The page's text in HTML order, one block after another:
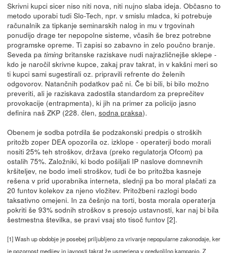
Skrivni kupci sicer niso niti nova, niti nujno slaba ideja. Občasno to
metodo uporabi tudi Slo-Tech, npr. v smislu mladca, ki potrebuje
računalnik za tipkanje seminarskih nalog in mu v trgovinah
ponudijo drage ter nepopolne sisteme, včasih še brez potrebne
programske opreme. Ti zapisi so zabavno in zelo poučno branje.
Seveda pa timingbritanske raziskave nudi najrazličnejše sklepe -
kdo je naročil skrivne kupce, zakaj prav takrat, in v kakšni meri so
ti kupci sami sugestirali oz. pripravili refrente do želenih
odgovorov. Natančnih podatkov pač ni. Če bi bili, bi bilo možno
preveriti, ali je raziskava zadostila standardom za preprečitev
provokacije (entrapmenta), ki jih na primer za policijo jasno
definira naš ZKP (228. člen, sodna praksa).
Obenem je sodba potrdila še podzakonski predpis o stroških
pritožb zoper DEA opozorila oz. izklope - operaterji bodo morali
nositi 25% teh stroškov, država (preko regulatorja Ofcom) pa
ostalih 75%. Založniki, ki bodo pošiljali IP naslove domnevnih
kršiteljev, ne bodo imeli stroškov, tudi če bo pritožba kasneje
rešena v prid uporabnika interneta, slednji pa bo moral plačati za
20 funtov kolekov za njeno vložitev. Pritožbeni razlogi bodo
taksativno omejeni. In za češnjo na torti, bosta morala operaterja
pokriti še 93% sodnih stroškov s presojo ustavnosti, kar naj bi bila
šestmestna številka, se pravi vsaj sto tisoč funtov [2].
[1] Wash up obdobje je posebej priljubljeno za vrivanje nepopularne zakonodaje, ker
je pozornost medijev in javnosti takrat že usmerjena v predvolilno kampanjo. Z